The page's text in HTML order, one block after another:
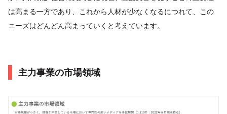
は高まる一方であり、これから人材が少なくなるにつれて、この
ニーズはどんどん高まっていくと考えています。
主力事業の市場領域